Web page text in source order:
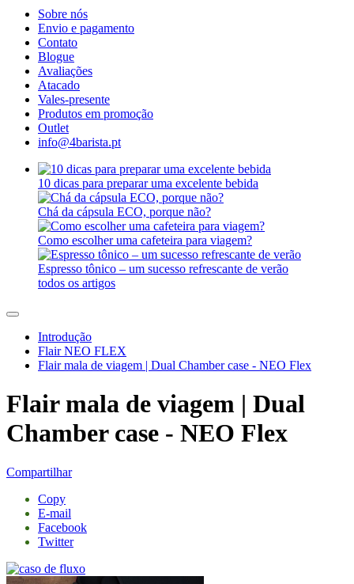
Sobre nós
Envio e pagamento
Contato
Blogue
Avaliações
Atacado
Vales-presente
Produtos em promoção
Outlet
info@4barista.pt
10 dicas para preparar uma excelente bebida
Chá da cápsula ECO, porque não?
Como escolher uma cafeteira para viagem?
Espresso tônico – um sucesso refrescante de verão
todos os artigos
Introdução
Flair NEO FLEX
Flair mala de viagem | Dual Chamber case - NEO Flex
Flair mala de viagem | Dual
Chamber case - NEO Flex
Compartilhar
Copy
E-mail
Facebook
Twitter